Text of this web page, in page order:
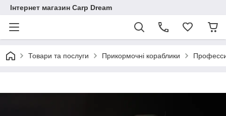
Інтернет магазин Carp Dream
Товари та послуги Прикормочні кораблики